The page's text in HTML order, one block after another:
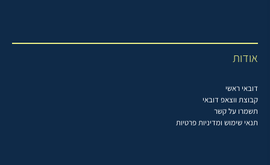
אודות
דובאי ראשי
קבוצת ווצאפ דובאי
תשמרו על קשר
תנאי שימוש ומדיניות פרטיות